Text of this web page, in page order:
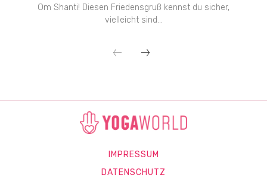
Om Shanti! Diesen Friedensgruß kennst du sicher,
vielleicht sind...
IMPRESSUM
DATENSCHUTZ